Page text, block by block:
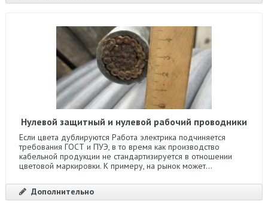
Нулевой защитный и нулевой рабочий проводники
Если цвета дублируются Работа электрика подчиняется
требования ГОСТ и ПУЭ, в то время как производство
кабельной продукции не стандартизируется в отношении
цветовой маркировки. К примеру, на рынок может...
Дополнительно